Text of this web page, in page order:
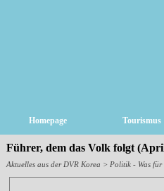
Homepage Tourismus
Führer, dem das Volk folgt
Aktuelles aus der DVR Korea > Politik - Was